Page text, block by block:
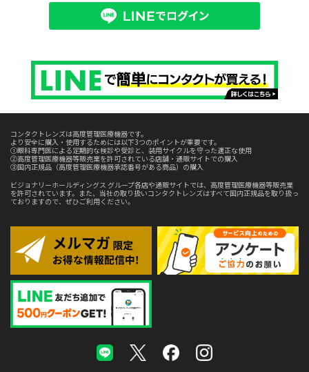
コンタクトレンズは高度管理医療機器です。
より安全に購入・使用するためには以下3つのポイントが重要です。
①眼科専門医による定期的な検診や受診と、装用サイクルを守った適正な使用
②高度管理医療機器等販売業を許可されている店舗・通販サイトでの購入
③国内正規品（高度管理医療機器承認番号がある商品）の購入
ビジョナリーホールディングス グループ各店や通販サイトでは、高度管理医療機器等販売業
を許可されています。また、当社の取り扱いコンタクトレンズはすべて国内正規品を取り扱っ
ておりますので、ぜひご利用ください。